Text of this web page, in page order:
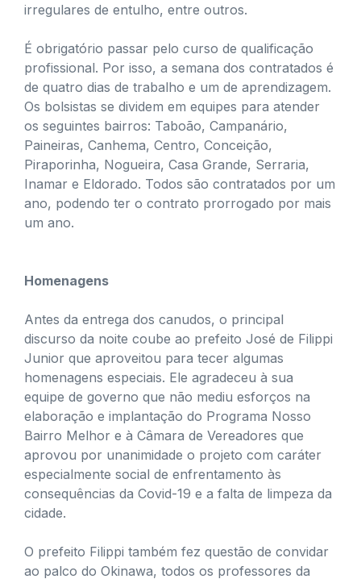
irregulares de entulho, entre outros.
É obrigatório passar pelo curso de qualificação
profissional. Por isso, a semana dos contratados é
de quatro dias de trabalho e um de aprendizagem.
Os bolsistas se dividem em equipes para atender
os seguintes bairros: Taboão, Campanário,
Paineiras, Canhema, Centro, Conceição,
Piraporinha, Nogueira, Casa Grande, Serraria,
Inamar e Eldorado. Todos são contratados por um
ano, podendo ter o contrato prorrogado por mais
um ano.
Homenagens
Antes da entrega dos canudos, o principal
discurso da noite coube ao prefeito José de Filippi
Junior que aproveitou para tecer algumas
homenagens especiais. Ele agradeceu à sua
equipe de governo que não mediu esforços na
elaboração e implantação do Programa Nosso
Bairro Melhor e à Câmara de Vereadores que
aprovou por unanimidade o projeto com caráter
especialmente social de enfrentamento às
consequências da Covid-19 e a falta de limpeza da
cidade.
O prefeito Filippi também fez questão de convidar
ao palco do Okinawa, todos os professores da